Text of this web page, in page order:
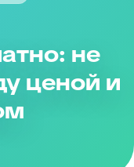
не
ценой и